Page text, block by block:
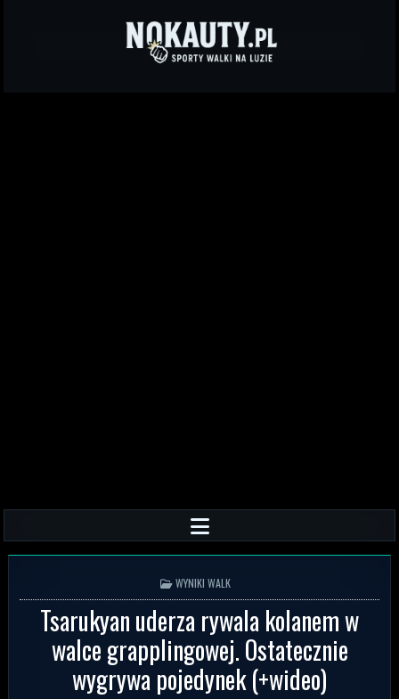
POSTED IN
WYNIKI WALK
Tsarukyan uderza rywala kolanem w
walce grapplingowej. Ostatecznie
wygrywa pojedynek (+wideo)